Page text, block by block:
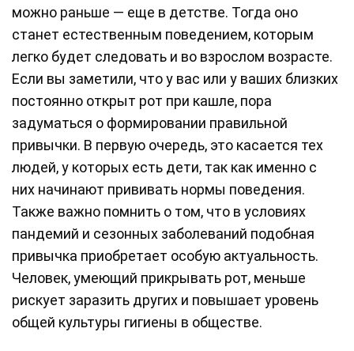
можно раньше — еще в детстве. Тогда оно
станет естественным поведением, которым
легко будет следовать и во взрослом возрасте.
Если вы заметили, что у вас или у ваших близких
постоянно открыт рот при кашле, пора
задуматься о формировании правильной
привычки. В первую очередь, это касается тех
людей, у которых есть дети, так как именно с
них начинают прививать нормы поведения.
Также важно помнить о том, что в условиях
пандемий и сезонных заболеваний подобная
привычка приобретает особую актуальность.
Человек, умеющий прикрывать рот, меньше
рискует заразить других и повышает уровень
общей культуры гигиены в обществе.